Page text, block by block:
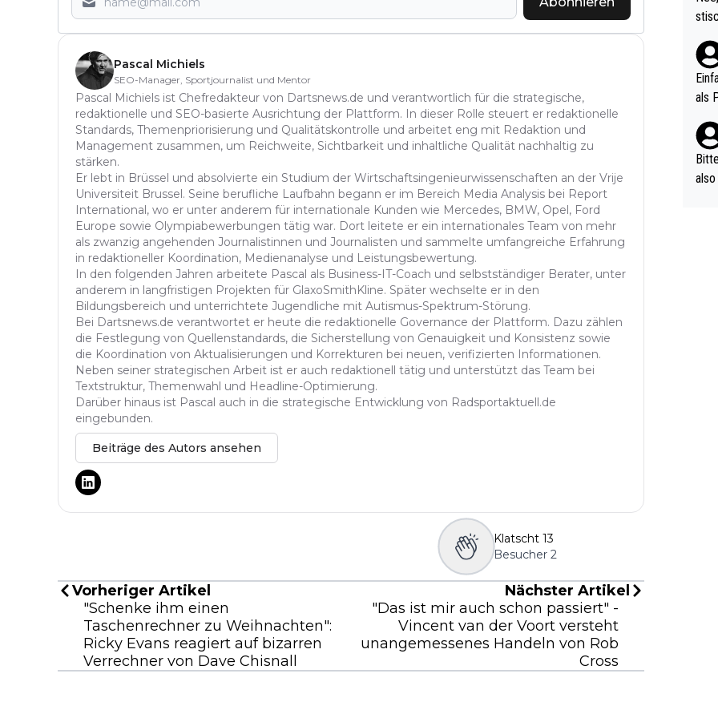
Pascal Michiels
SEO-Manager, Sportjournalist und Mentor
Pascal Michiels ist Chefredakteur von Dartsnews.de und verantwortlich für die strategische,
redaktionelle und SEO-basierte Ausrichtung der Plattform. In dieser Rolle steuert er redaktionelle
Standards, Themenpriorisierung und Qualitätskontrolle und arbeitet eng mit Redaktion und
Management zusammen, um Reichweite, Sichtbarkeit und inhaltliche Qualität nachhaltig zu
stärken.
Er lebt in Brüssel und absolvierte ein Studium der Wirtschaftsingenieurwissenschaften an der Vrije
Universiteit Brussel. Seine berufliche Laufbahn begann er im Bereich Media Analysis bei Report
International, wo er unter anderem für internationale Kunden wie Mercedes, BMW, Opel, Ford
Europe sowie Olympiabewerbungen tätig war. Dort leitete er ein internationales Team von mehr
als zwanzig angehenden Journalistinnen und Journalisten und sammelte umfangreiche Erfahrung
in redaktioneller Koordination, Medienanalyse und Leistungsbewertung.
In den folgenden Jahren arbeitete Pascal als Business-IT-Coach und selbstständiger Berater, unter
anderem in langfristigen Projekten für GlaxoSmithKline. Später wechselte er in den
Bildungsbereich und unterrichtete Jugendliche mit Autismus-Spektrum-Störung.
Bei Dartsnews.de verantwortet er heute die redaktionelle Governance der Plattform. Dazu zählen
die Festlegung von Quellenstandards, die Sicherstellung von Genauigkeit und Konsistenz sowie
die Koordination von Aktualisierungen und Korrekturen bei neuen, verifizierten Informationen.
Neben seiner strategischen Arbeit ist er auch redaktionell tätig und unterstützt das Team bei
Textstruktur, Themenwahl und Headline-Optimierung.
Darüber hinaus ist Pascal auch in die strategische Entwicklung von Radsportaktuell.de
eingebunden.
Beiträge des Autors ansehen
Klatscht 13
Besucher 2
Vorheriger Artikel
"Schenke ihm einen
Taschenrechner zu Weihnachten":
Ricky Evans reagiert auf bizarren
Verrechner von Dave Chisnall
Nächster Artikel
"Das ist mir auch schon passiert" -
Vincent van der Voort versteht
unangemessenes Handeln von Rob
Cross
(in
als
nes
ttler
vV
als